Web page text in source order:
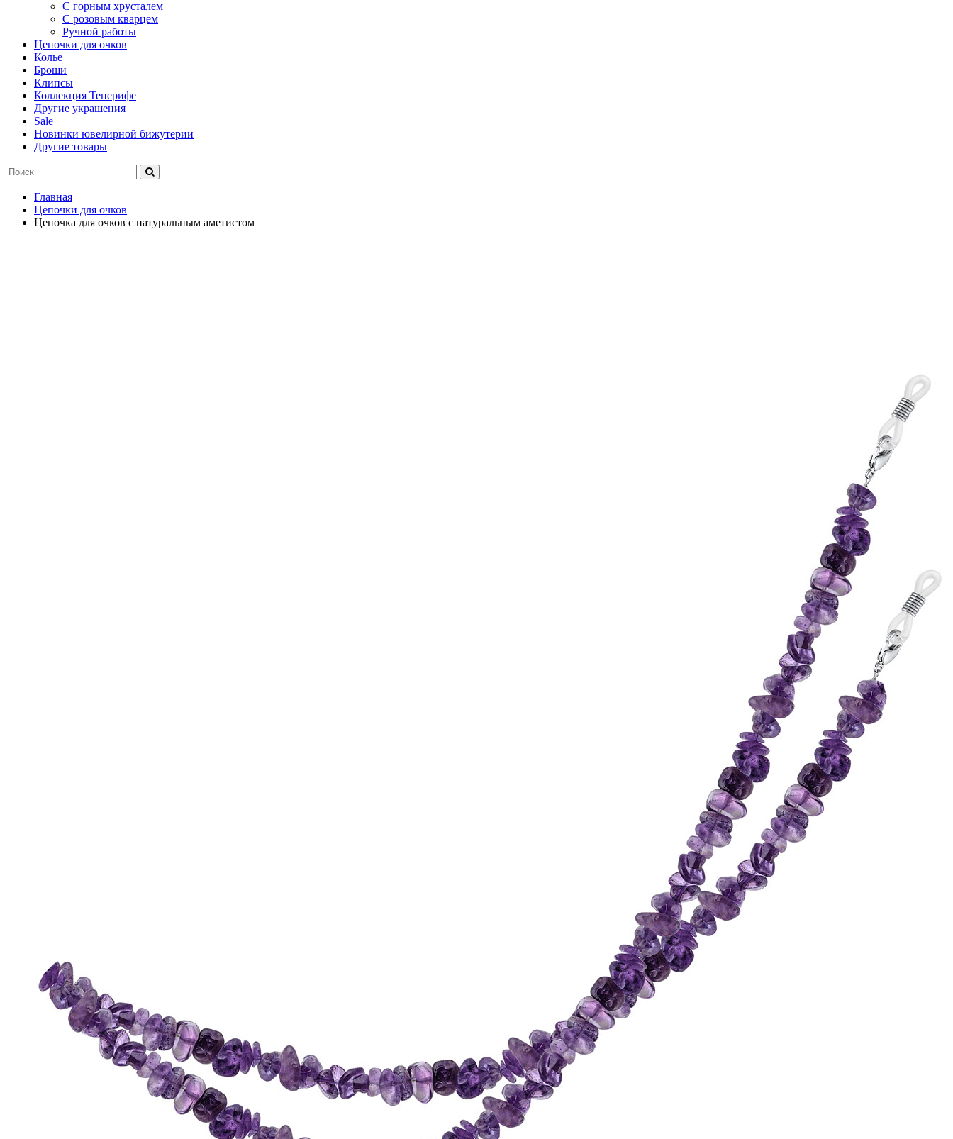
С горным хрусталем
С розовым кварцем
Ручной работы
Цепочки для очков
Колье
Броши
Клипсы
Коллекция Тенерифе
Другие украшения
Sale
Новинки ювелирной бижутерии
Другие товары
Главная
Цепочки для очков
Цепочка для очков с натуральным аметистом